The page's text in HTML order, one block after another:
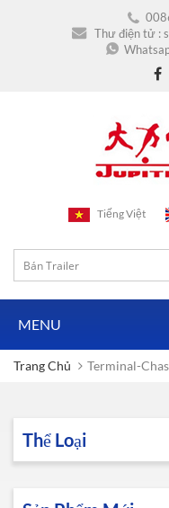
Thư điện tử :
Tiếng Việt
MENU
Trang Chủ Terminal-
Thể Loại